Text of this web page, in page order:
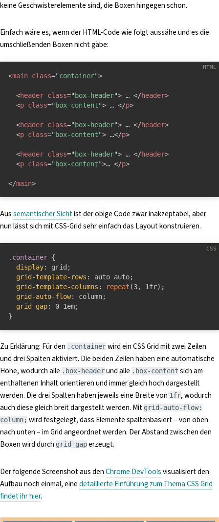
keine Geschwisterelemente sind, die Boxen hingegen schon.
Einfach wäre es, wenn der HTML-Code wie folgt aussähe und es die
umschließenden Boxen nicht gäbe:
<main class="container">
<header class=" box-header"> … </header>
<p class=" box-content"> … </p>
<header class=" box-header"> … </header>
<p class=" box-content"> …</p>
<header class=" box-header"> … </header>
<p class=" box-content">… </p>
</main>
Aussemantischer Sichtist der obige Code zwar inakzeptabel, aber
nun lässt sich mit CSS-Grid sehr einfach das Layout konstruieren.
.container {
display: grid ;
grid-template-rows : auto auto;
grid-template-columns : repeat (3, 1fr) ;
grid-auto-flow: column;
grid-gap: 0 1em;
}
Zu Erklärung: Für den .containerwird ein CSS Grid mit zwei Zeilen
und drei Spalten aktiviert. Die beiden Zeilen haben eine automatische
Höhe, wodurch alle .box-headerund alle .box-content sich am
enthaltenen Inhalt orientieren und immer gleich hoch dargestellt
werden. Die drei Spalten haben jeweils eine Breite von 1fr, wodurch
auch diese gleich breit dargestellt werden. Mit grid-auto-flow:
column; wird festgelegt, dass Elemente spaltenbasiert – von oben
nach unten – im Grid angeordnet werden. Der Abstand zwischen den
Boxen wird durch grid-gaperzeugt.
Der folgende Screenshot aus denChrome DevToolsvisualisiert den
Aufbau noch einmal, einedetaillierte Einführung zum Thema CSS Grid
findet ihr hier.